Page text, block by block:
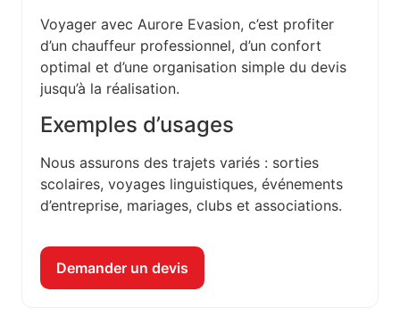
Voyager avec Aurore Evasion, c’est profiter
d’un chauffeur professionnel, d’un confort
optimal et d’une organisation simple du devis
jusqu’à la réalisation.
Exemples d’usages
Nous assurons des trajets variés : sorties
scolaires, voyages linguistiques, événements
d’entreprise, mariages, clubs et associations.
Demander un devis